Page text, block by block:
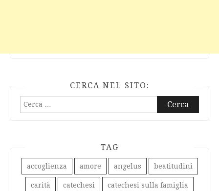
CERCA NEL SITO:
Ricerca
TAG
accoglienza amore angelus beatitudini
carità catechesi catechesi sulla famiglia